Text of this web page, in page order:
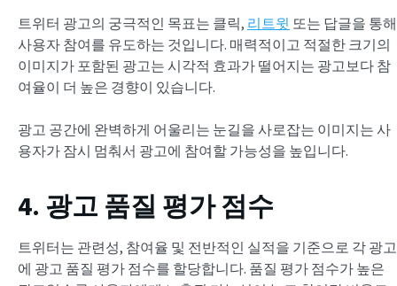
트위터 광고의 궁극적인 목표는 클릭, 리트윗 또는 답글을 통해
사용자 참여를 유도하는 것입니다. 매력적이고 적절한 크기의
이미지가 포함된 광고는 시각적 효과가 떨어지는 광고보다 참
여율이 더 높은 경향이 있습니다.
광고 공간에 완벽하게 어울리는 눈길을 사로잡는 이미지는 사
용자가 잠시 멈춰서 광고에 참여할 가능성을 높입니다.
4. 광고 품질 평가 점수
트위터는 관련성, 참여율 및 전반적인 실적을 기준으로 각 광고
에 광고 품질 평가 점수를 할당합니다. 품질 평가 점수가 높은